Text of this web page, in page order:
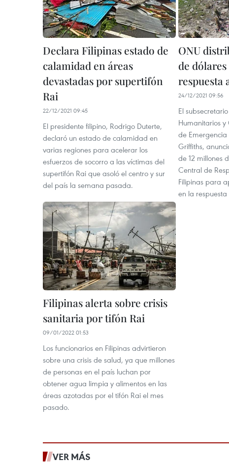
Declara Filipinas estado de
calamidad en áreas
devastadas por supertifón
Rai
22/12/2021 09:45
El presidente filipino, Rodrigo Duterte,
declaró un estado de calamidad en
varias regiones para acelerar los
esfuerzos de socorro a las víctimas del
supertifón Rai que asoló el centro y sur
del país la semana pasada.
ONU
de
respuesta
24/12/2021 09:56
El
Humanitarios
de
Griffiths,
de 12 millones
Central de
Filipinas para
en la
Filipinas alerta sobre crisis
sanitaria por tifón Rai
09/01/2022 01:53
Los funcionarios en Filipinas advirtieron
sobre una crisis de salud, ya que millones
de personas en el país luchan por
obtener agua limpia y alimentos en las
áreas azotadas por el tifón Rai el mes
pasado.
VER MÁS